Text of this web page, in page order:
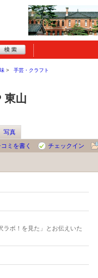
手芸・クラフト
東山
写真
ミを書く
チェックイン
ボ！を見た」とお伝えいた